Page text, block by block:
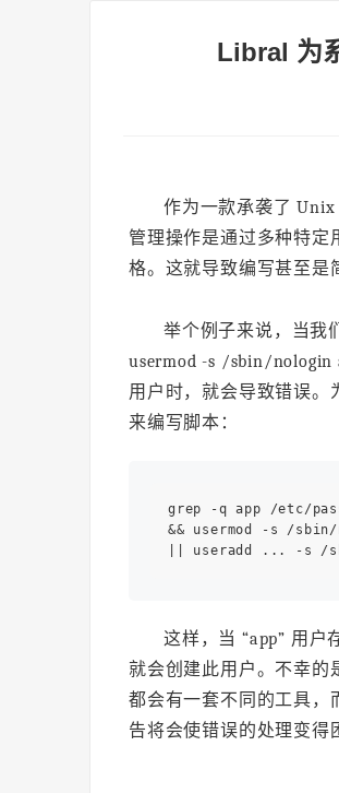
Libral 为
作为一款承袭了
管理操作是通过多种特定
格。这就导致编写甚至是
举个例子来说，当我
usermod -s /sbin/nologin
用户时，就会导致错误。
来编写脚本：
grep -q app /etc/
&& usermod -s /
这样，当 “app” 用户
就会创建此用户。不幸的
都会有一套不同的工具，
告将会使错误的处理变得